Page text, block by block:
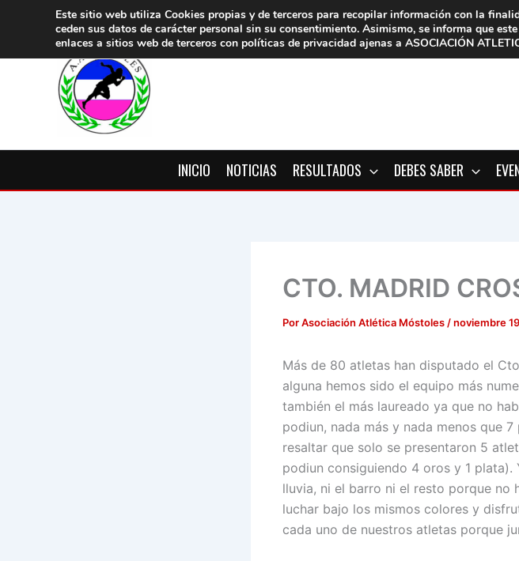
contenido
INICIO NOTICIAS RESULTADOS DEBES SABER
CTO. MADRID
PorAsociación Atlética Móstoles /noviembre
Más de 80 atletas han disputado el
alguna hemos sido el equipo más
también el más laureado ya que no
podiun, nada más y nada menos que
resaltar que solo se presentaron 5
podiun consiguiendo 4 oros y 1
lluvia, ni el barro ni el resto porque no
luchar bajo los mismos colores y
cada uno de nuestros atletas porque
Este sitio web utiliza Cookies propias y de terceros para recopilar información con la
ceden sus datos de carácter personal sin su consentimiento. Asimismo, se informa que
enlaces a sitios web de terceros con políticas de privacidad ajenas a ASOCIACIÓN